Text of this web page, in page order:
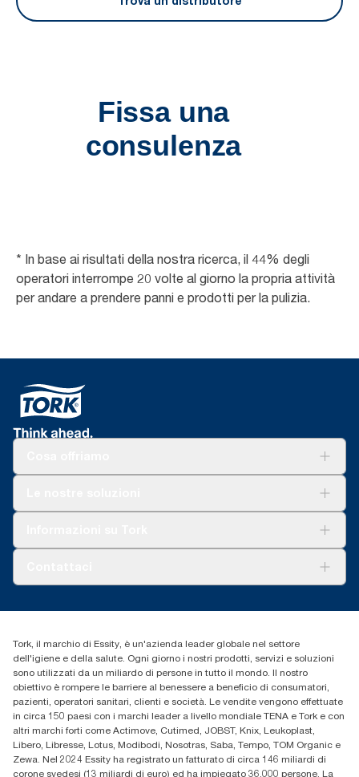
* In base ai risultati della nostra ricerca, il 44% degli
operatori interrompe 20 volte al giorno la propria attività
per andare a prendere panni e prodotti per la pulizia.
+39 0331 443896
Tork, il marchio di Essity, è un'azienda leader globale nel settore
dell'igiene e della salute. Ogni giorno i nostri prodotti, servizi e soluzioni
sono utilizzati da un miliardo di persone in tutto il mondo. Il nostro
obiettivo è rompere le barriere al benessere a beneficio di consumatori,
pazienti, operatori sanitari, clienti e società. Le vendite vengono effettuate
in circa 150 paesi con i marchi leader a livello mondiale TENA e Tork e con
altri marchi forti come Actimove, Cutimed, JOBST, Knix, Leukoplast,
Libero, Libresse, Lotus, Modibodi, Nosotras, Saba, Tempo, TOM Organic e
Zewa. Nel 2024 Essity ha registrato un fatturato di circa 146 miliardi di
corone svedesi (13 miliardi di euro) ed ha impiegato 36.000 persone. La